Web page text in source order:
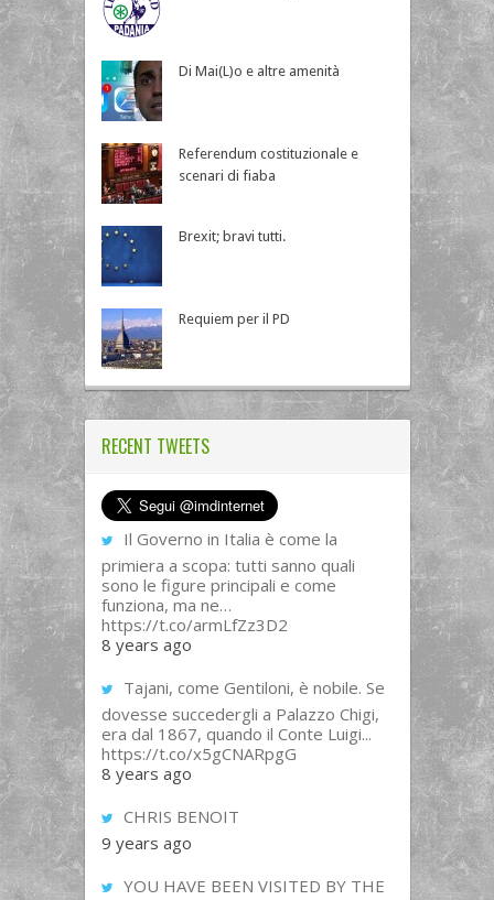
Di Mai(L)o e altre amenità
Referendum costituzionale e
scenari di fiaba
Brexit; bravi tutti.
Requiem per il PD
RECENT TWEETS
Il Governo in Italia è come la
primiera a scopa: tutti sanno quali
sono le figure principali e come
funziona, ma ne…
https://t.co/armLfZz3D2
8 years ago
Tajani, come Gentiloni, è nobile. Se
dovesse succedergli a Palazzo Chigi,
era dal 1867, quando il Conte Luigi...
https://t.co/x5gCNARpgG
8 years ago
CHRIS BENOIT
9 years ago
YOU HAVE BEEN VISITED BY THE